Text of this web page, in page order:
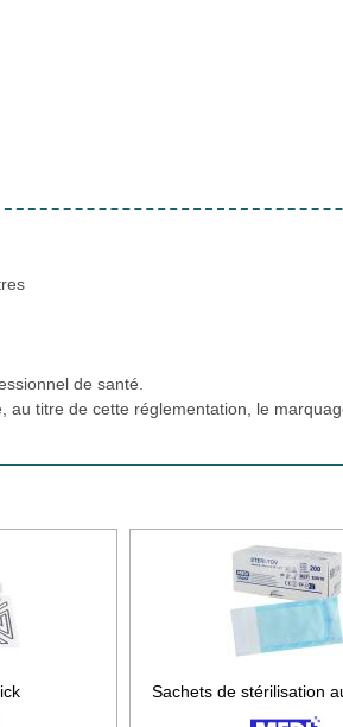
de santé.
titre de cette réglementation, le
Sachets de stérilisation